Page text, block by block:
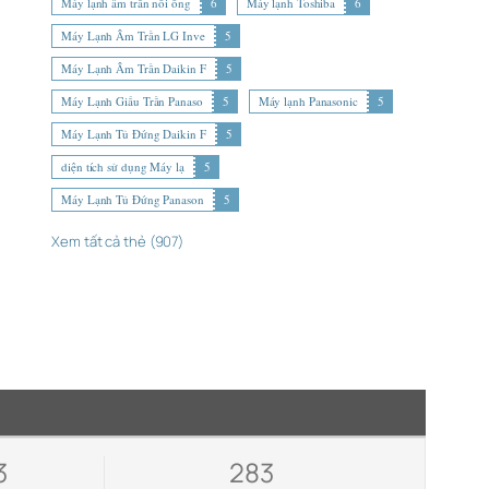
Máy Lạnh Âm Trần LG Inve
5
Máy Lạnh Âm Trần Daikin F
5
Máy Lạnh Giấu Trần Panaso
5 Máy lạnh Panasonic
5
Máy Lạnh Tủ Đứng Daikin F
5
diện tích sử dụng Máy lạ
5
Máy Lạnh Tủ Đứng Panason
5
Xem tất cả thẻ (907)
283